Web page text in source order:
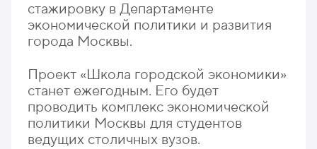
стажировку в Департаменте
экономической политики и развития
города Москвы.
Проект «Школа городской экономики»
станет ежегодным. Его будет
проводить комплекс экономической
политики Москвы для студентов
ведущих столичных вузов.